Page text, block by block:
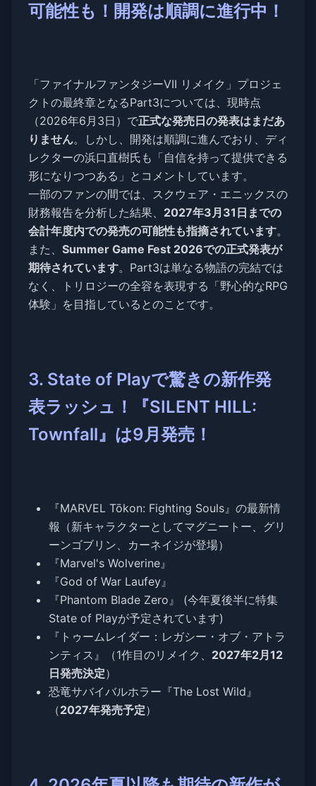
可能性も！開発は順調に進行中！
「ファイナルファンタジーVII リメイク」プロジェ
クトの最終章となるPart3については、現時点
（2026年6月3日）で正式な発売日の発表はまだあ
りません。しかし、開発は順調に進んでおり、ディ
レクターの浜口直樹氏も「自信を持って提供できる
形になりつつある」とコメントしています。
一部のファンの間では、スクウェア・エニックスの
財務報告を分析した結果、 2027年3月31日までの
会計年度内での発売の可能性も指摘されています。
また、 Summer Game Fest 2026での正式発表が
期待されています。Part3は単なる物語の完結では
なく、トリロジーの全容を表現する「野心的なRPG
体験」を目指しているとのことです。
3. State of Playで驚きの新作発
表ラッシュ！『SILENT HILL:
Townfall』は9月発売！
『MARVEL Tōkon: Fighting Souls』の最新情
報（新キャラクターとしてマグニートー、グリ
ーンゴブリン、カーネイジが登場）
『Marvel's Wolverine』
『God of War Laufey』
『Phantom Blade Zero』 (今年夏後半に特集
State of Playが予定されています)
『トゥームレイダー：レガシー・オブ・アトラ
ンティス』（1作目のリメイク、 2027年2月12
日発売決定）
恐竜サバイバルホラー『The Lost Wild』
（2027年発売予定）